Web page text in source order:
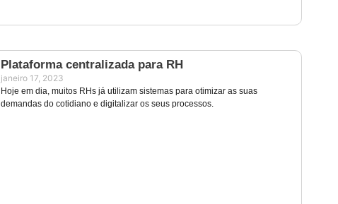
Plataforma centralizada para RH
janeiro 17, 2023
Hoje em dia, muitos RHs já utilizam sistemas para otimizar as suas
demandas do cotidiano e digitalizar os seus processos.